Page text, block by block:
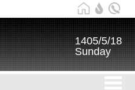
1405/5/18
Sunday